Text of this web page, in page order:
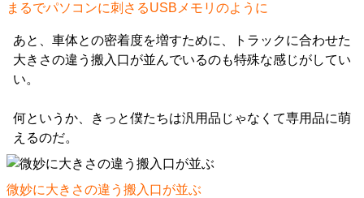
まるでパソコンに刺さるUSBメモリのように
あと、車体との密着度を増すために、トラックに合わせた
大きさの違う搬入口が並んでいるのも特殊な感じがしてい
い。
何というか、きっと僕たちは汎用品じゃなくて専用品に萌
えるのだ。
微妙に大きさの違う搬入口が並ぶ